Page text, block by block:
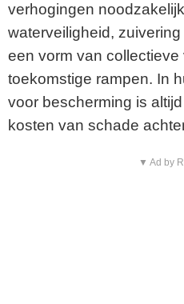
verhogingen
waterveiligheid,
een vorm van
toekomstige rampen. In
voor bescherming is
kosten van schade
▼ Ad by